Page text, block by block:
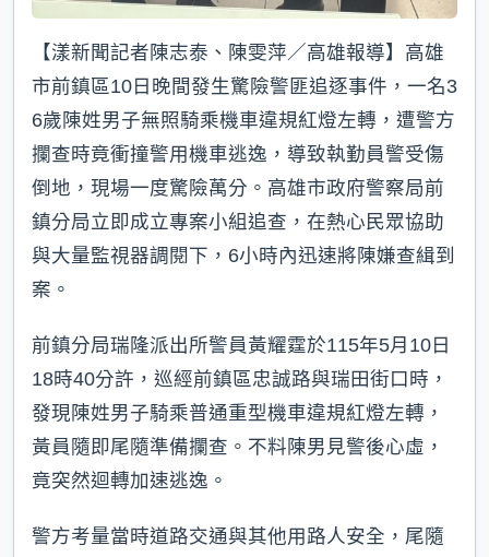
【漾新聞記者陳志泰、陳雯萍／高雄報導】高雄
市前鎮區10日晚間發生驚險警匪追逐事件，一名3
6歲陳姓男子無照騎乘機車違規紅燈左轉，遭警方
攔查時竟衝撞警用機車逃逸，導致執勤員警受傷
倒地，現場一度驚險萬分。高雄市政府警察局前
鎮分局立即成立專案小組追查，在熱心民眾協助
與大量監視器調閱下，6小時內迅速將陳嫌查緝到
案。
前鎮分局瑞隆派出所警員黃耀霆於115年5月10日
18時40分許，巡經前鎮區忠誠路與瑞田街口時，
發現陳姓男子騎乘普通重型機車違規紅燈左轉，
黃員隨即尾隨準備攔查。不料陳男見警後心虛，
竟突然迴轉加速逃逸。
警方考量當時道路交通與其他用路人安全，尾隨